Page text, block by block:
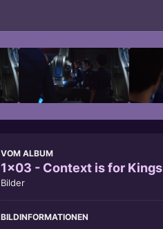
VOM ALBUM
1x03 - Context is for Kings
Bilder
BILDINFORMATIONEN